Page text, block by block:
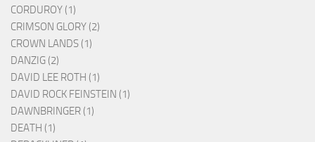
CORDUROY (1)
CRIMSON GLORY (2)
CROWN LANDS (1)
DANZIG (2)
DAVID LEE ROTH (1)
DAVID ROCK FEINSTEIN (1)
DAWNBRINGER (1)
DEATH (1)